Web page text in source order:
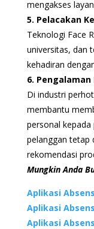
mengakses
5. Pelacakan
Teknologi Face
universitas, dan
kehadiran
6.
Di industri
membantu
personal
pelanggan tetap
rekomendasi
Mungkin Anda
Aplikasi
Aplikasi
Aplikasi